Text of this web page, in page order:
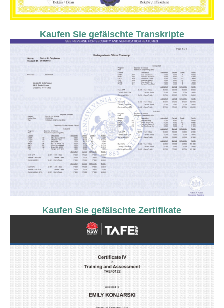
Kaufen Sie gefälschte Transkripte
Kaufen Sie gefälschte Zertifikate